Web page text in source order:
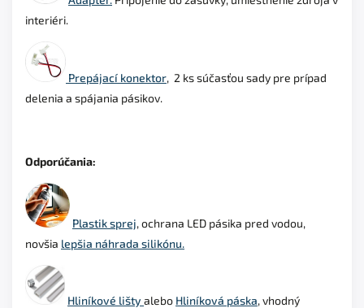
interiéri.
Prepájací konektor, 2 ks súčasťou sady pre prípad
delenia a spájania pásikov.
Odporúčania:
Plastik sprej, ochrana LED pásika pred vodou,
novšia lepšia náhrada silikónu.
Hliníkové lišty alebo Hliníková páska, vhodný